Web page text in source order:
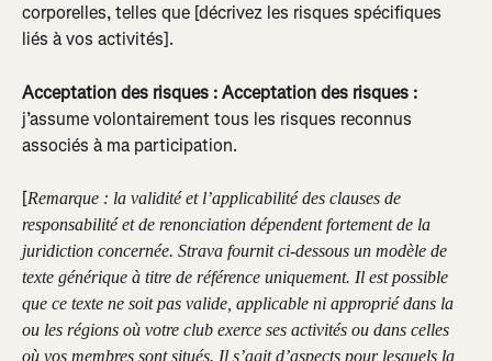
corporelles, telles que [décrivez les risques spécifiques
liés à vos activités].
Acceptation des risques :Acceptation des risques :
j’assume volontairement tous les risques reconnus
associés à ma participation.
[Remarque : la validité et l’applicabilité des clauses de
responsabilité et de renonciation dépendent fortement de la
juridiction concernée. Strava fournit ci-dessous un modèle de
texte générique à titre de référence uniquement. Il est possible
que ce texte ne soit pas valide, applicable ni approprié dans la
ou les régions où votre club exerce ses activités ou dans celles
où vos membres sont situés. Il s’agit d’aspects pour lesquels la